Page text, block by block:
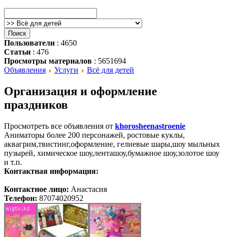
Пользователи : 4650
Статьи : 476
Просмотры материалов : 5651694
Объявления
Услуги Всё для детей
Организация и оформление
праздников
Просмотреть все объявления от khorosheenastroenie
Аниматоры более 200 персонажей, ростовые куклы,
аквагрим,твистинг,оформление, гелиевые шары,шоу мыльных
пузырей, химическое шоу,ленташоу,бумажное шоу,золотое шоу
и т.п.
Контактная информация:
Контактное лицо: Анастасия
Телефон: 87074020952